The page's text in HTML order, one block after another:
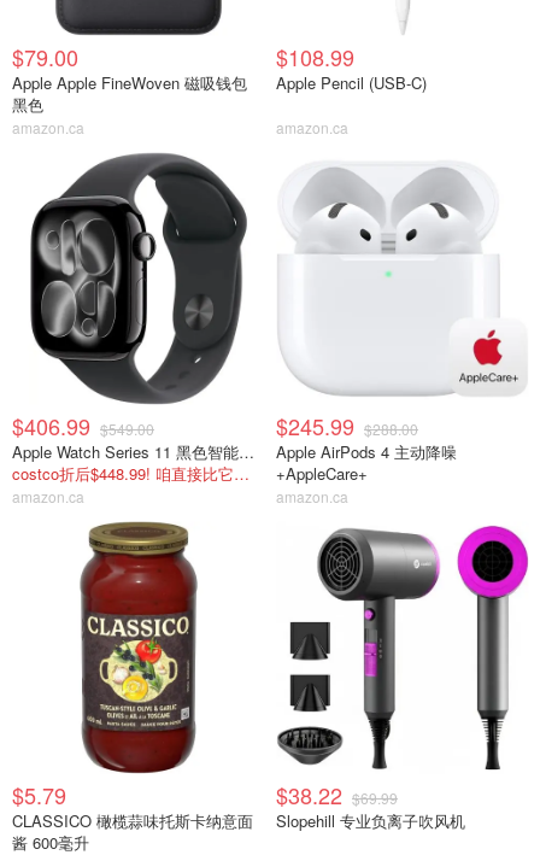
$79.00
Apple Apple FineWoven 磁吸钱包
黑色
amazon.ca
$108.99
Apple Pencil (USB-C)
amazon.ca
$406.99 $549.00
Apple Watch Series 11 黑色智能手表 42mm
costco折后$448.99! 咱直接比它再省$42
amazon.ca
$245.99 $288.00
Apple AirPods 4 主动降噪
+AppleCare+
amazon.ca
$5.79
CLASSICO 橄榄蒜味托斯卡纳意面
酱 600毫升
$38.22 $69.99
Slopehill 专业负离子吹风机